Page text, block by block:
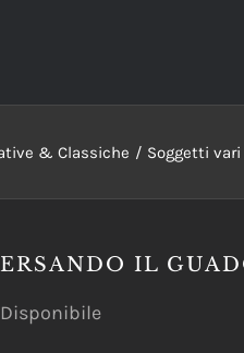
& Classiche Soggetti vari
IL
Disponibile